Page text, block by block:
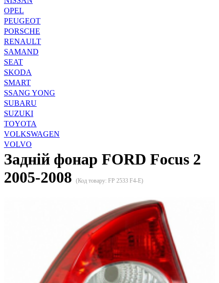
OPEL
PEUGEOT
PORSCHE
RENAULT
SAMAND
SEAT
SKODA
SMART
SSANG YONG
SUBARU
SUZUKI
TOYOTA
VOLKSWAGEN
VOLVO
Задній фонар FORD Focus 2
2005-2008
(Код товару: FP 2533 F4-E)